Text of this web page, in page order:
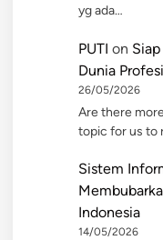
yg ada…
PUTI on
Dunia
26/05/2026
Are there
topic for us to
Sistem
Indonesia
14/05/2026